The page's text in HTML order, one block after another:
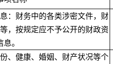
：财务中的各类涉密文件，财
，按规定应不予公开的财政资
。
、健康、婚姻、财产状况等个